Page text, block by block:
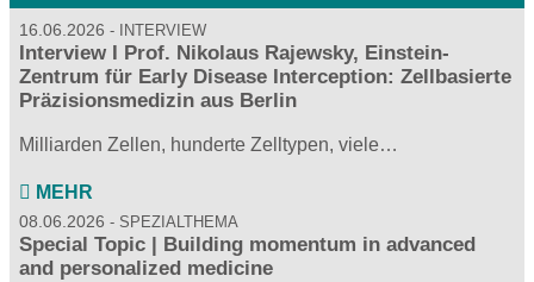
16.06.2026 INTERVIEW
Interview I Prof. Nikolaus Rajewsky, Einstein-
Zentrum für Early Disease Interception: Zellbasierte
Präzisionsmedizin aus Berlin
Milliarden Zellen, hunderte Zelltypen, viele…
MEHR
08.06.2026 SPEZIALTHEMA
Special Topic | Building momentum in advanced
and personalized medicine